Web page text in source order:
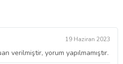
19 Haziran 2023
verilmiştir, yorum yapılmamıştır.